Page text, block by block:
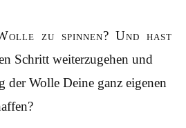
zu spinnen? Und hast
Schritt weiterzugehen und
der Wolle Deine ganz eigenen